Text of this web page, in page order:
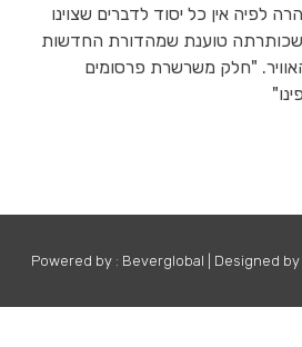
לפיה אין כל יסוד לדברים שצוינו
טוענת שמהדורת החדשות
"חלק משרשרת פרסומים
Powered by : Beverglobal Designed by